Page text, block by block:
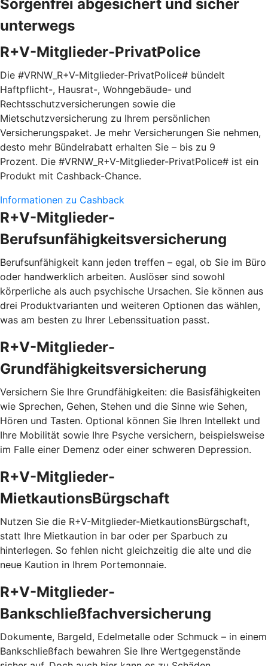
Sorgenfrei abgesichert und sicher
unterwegs
R+V-Mitglieder-PrivatPolice
Die #VRNW_R+V-Mitglieder-PrivatPolice# bündelt
Haftpflicht-, Hausrat-, Wohngebäude- und
Rechtsschutzversicherungen sowie die
Mietschutzversicherung zu Ihrem persönlichen
Versicherungspaket. Je mehr Versicherungen Sie nehmen,
desto mehr Bündelrabatt erhalten Sie – bis zu 9
Prozent. Die #VRNW_R+V-Mitglieder-PrivatPolice# ist ein
Produkt mit Cashback-Chance.
Informationen zu Cashback
R+V-Mitglieder-
Berufsunfähigkeitsversicherung
Berufsunfähigkeit kann jeden treffen – egal, ob Sie im Büro
oder handwerklich arbeiten. Auslöser sind sowohl
körperliche als auch psychische Ursachen. Sie können aus
drei Produktvarianten und weiteren Optionen das wählen,
was am besten zu Ihrer Lebenssituation passt.
R+V-Mitglieder-
Grundfähigkeitsversicherung
Versichern Sie Ihre Grundfähigkeiten: die Basisfähigkeiten
wie Sprechen, Gehen, Stehen und die Sinne wie Sehen,
Hören und Tasten. Optional können Sie Ihren Intellekt und
Ihre Mobilität sowie Ihre Psyche versichern, beispielsweise
im Falle einer Demenz oder einer schweren Depression.
R+V-Mitglieder-
MietkautionsBürgschaft
Nutzen Sie die R+V-Mitglieder-MietkautionsBürgschaft,
statt Ihre Mietkaution in bar oder per Sparbuch zu
hinterlegen. So fehlen nicht gleichzeitig die alte und die
neue Kaution in Ihrem Portemonnaie.
R+V-Mitglieder-
Bankschließfachversicherung
Dokumente, Bargeld, Edelmetalle oder Schmuck – in einem
Bankschließfach bewahren Sie Ihre Wertgegenstände